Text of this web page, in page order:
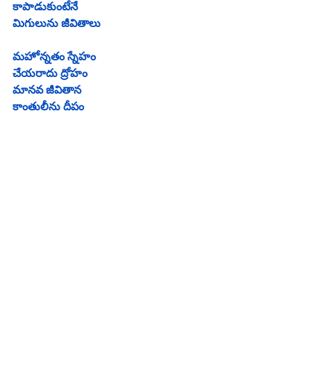
కాపాడుకుంటేనే
మిగులును జీవితాలు
మహోన్నతం స్నేహం
చేయరాదు ద్రోహం
మానవ జీవితాన
కాంతులీను దీపం